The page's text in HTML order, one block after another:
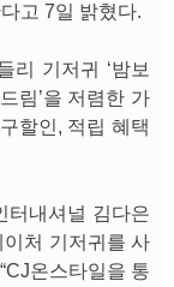
고 7일 밝혔다.
리 기저귀 ‘밤보
림’을 저렴한 가
할인, 적립 혜택
터내셔널 김다은
이처 기저귀를 사
온스타일을 통